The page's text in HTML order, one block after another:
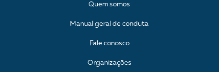
Quem somos
Manual geral de conduta
Fale conosco
Organizações